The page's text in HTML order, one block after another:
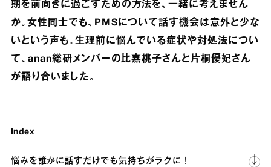
期を前向きに過ごすための方法を、一緒に考えません
か。女性同士でも、PMSについて話す機会は意外と少な
いという声も。生理前に悩んでいる症状や対処法につい
て、anan総研メンバーの比嘉桃子さんと片桐優妃さん
が語り合いました。
Index
悩みを誰かに話すだけでも気持ちがラクに！